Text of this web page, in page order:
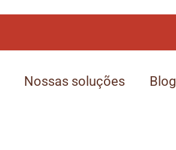
Nossas soluções Blog